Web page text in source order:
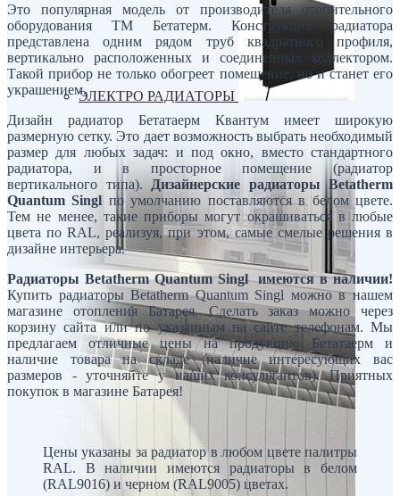
ЭЛЕКТРО РАДИАТОРЫ
Это популярная модель от производителя отопительного
оборудования ТМ Бетатерм. Конструкция радиатора
представлена одним рядом труб квадратного профиля,
вертикально расположенных и соединенных коллектором.
Такой прибор не только обогреет помещение, но и станет его
украшением.
Дизайн радиатор Бетатаерм Квантум имеет широкую
размерную сетку. Это дает возможность выбрать необходимый
размер для любых задач: и под окно, вместо стандартного
радиатора, и в просторное помещение (радиатор
вертикального типа). Дизайнерские радиаторы Betatherm
Quantum Singl по умолчанию поставляются в белом цвете.
Тем не менее, такие приборы могут окрашиваться в любые
цвета по RAL, реализуя, при этом, самые смелые решения в
дизайне интерьера.
Радиаторы Betatherm Quantum Singl имеются в наличии!
Купить радиаторы Betatherm Quantum Singl можно в нашем
магазине отопления Батарея. Сделать заказ можно через
корзину сайта или по указанным на сайте телефонам. Мы
предлагаем отличные цены на продукцию Бетатаерм и
наличие товара на складе (наличие интересующих вас
размеров - уточняйте у наших консультантов). Приятных
покупок в магазине Батарея!
Цены указаны за радиатор в любом цвете палитры
RAL. В наличии имеются радиаторы в белом
(RAL9016) и черном (RAL9005) цветах.